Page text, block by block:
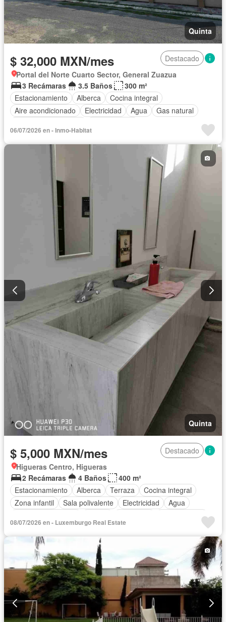
Quinta
$ 32,000 MXN/mes
Destacado
Portal del Norte Cuarto Sector, General Zuazua
3 Recámaras
3.5 Baños
300 m²
Estacionamiento
Alberca
Cocina integral
Aire acondicionado
Electricidad Agua
Gas natural
06/07/2026 en - Inmo-Habitat
Quinta
$ 5,000 MXN/mes
Destacado
Higueras Centro, Higueras
2 Recámaras
4 Baños
400 m²
Estacionamiento
Alberca Terraza
Cocina integral
Zona infantil
Sala polivalente Electricidad
Agua
Zonas verdes
Vista panorámica
Permite niños
Parcialmente amueblado
08/07/2026 en - Luxemburgo Real Estate